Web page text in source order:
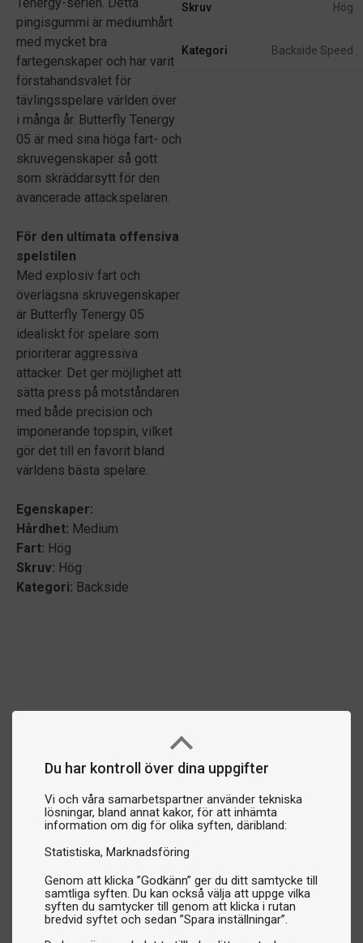
Du har kontroll över dina uppgifter
Vi och våra samarbetspartner använder tekniska
lösningar, bland annat kakor, för att inhämta
information om dig för olika syften, däribland:
Statistiska Marknadsföring
Genom att klicka ”Godkänn” ger du ditt samtycke till
samtliga syften. Du kan också välja att uppge vilka
syften du samtycker till genom att klicka i rutan
bredvid syftet och sedan ”Spara inställningar”.
pingisgummi är mediumhårt
med mycket bra
fartegenskaper och har varit
förstahandsvalet för
tävlingsspelare världen över
i många år. Butterfly Tenergy
05 är med sina höga fart- och
skruvegenskaper så gott
som skräddarsytt för den
avancerade attackspelaren.
För den ultimata offensiva
spelstilen
Med explosiv fart och
överlägsna skruvegenskaper
är Butterfly Tenergy 05
idealiskt för spelare som
prioriterar aggressiva
attacker. Det ger möjlighet att
sätta press på motståndaren
med både precision och
imponerande topspin, vilket
gör det till en favorit bland
världens bästa spelare.
Egenskaper:
Hårdhet: Medium
Fart: Hög
Skruv: Hög
Kategori: Backside
Skruv Hög
Kategori Backside Speed